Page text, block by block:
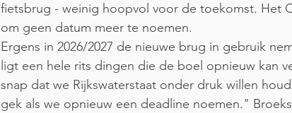
fietsbrug - weinig hoopvol voor de toekomst. Het
om geen datum meer te noemen.
Ergens in 2026/2027 de nieuwe brug in gebruik
ligt een hele rits dingen die de boel opnieuw kan
snap dat we Rijkswaterstaat onder druk willen
gek als we opnieuw een deadline noemen."